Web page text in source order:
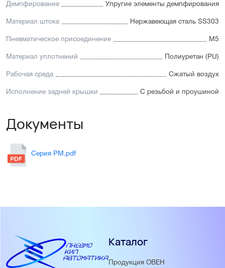
Демпфирование Упругие элементы демпфирования
Материал штока Нержавеющая сталь SS303
Пневматическое присоединение М5
Материал уплотнений Полиуретан (PU)
Рабочая среда Сжатый воздух
Исполнение задней крышки С резьбой и проушиной
Документы
Серия PM.pdf
Каталог
Продукция ОВЕН